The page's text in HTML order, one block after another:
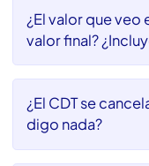
¿Por qué los
ofrecen menor
¿Cómo